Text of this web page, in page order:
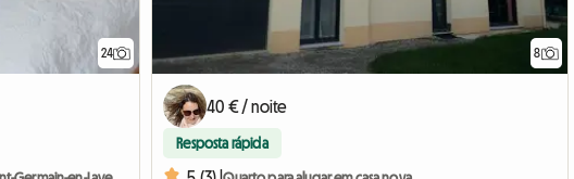
24 8
40 € / noite
Resposta rápida